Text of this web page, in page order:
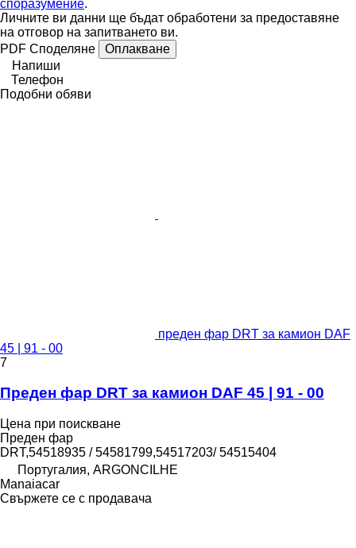
споразумение.
Личните ви данни ще бъдат обработени за предоставяне
на отговор на запитването ви.
PDF Споделяне
Оплакване
Напиши
Телефон
Подобни обяви
преден фар DRT за камион DAF
45 | 91 - 00
7
Преден фар DRT за камион DAF 45 | 91 - 00
Цена при поискване
Преден фар
DRT,54518935 / 54581799,54517203/ 54515404
Португалия, ARGONCILHE
Manaiacar
Свържете се с продавача